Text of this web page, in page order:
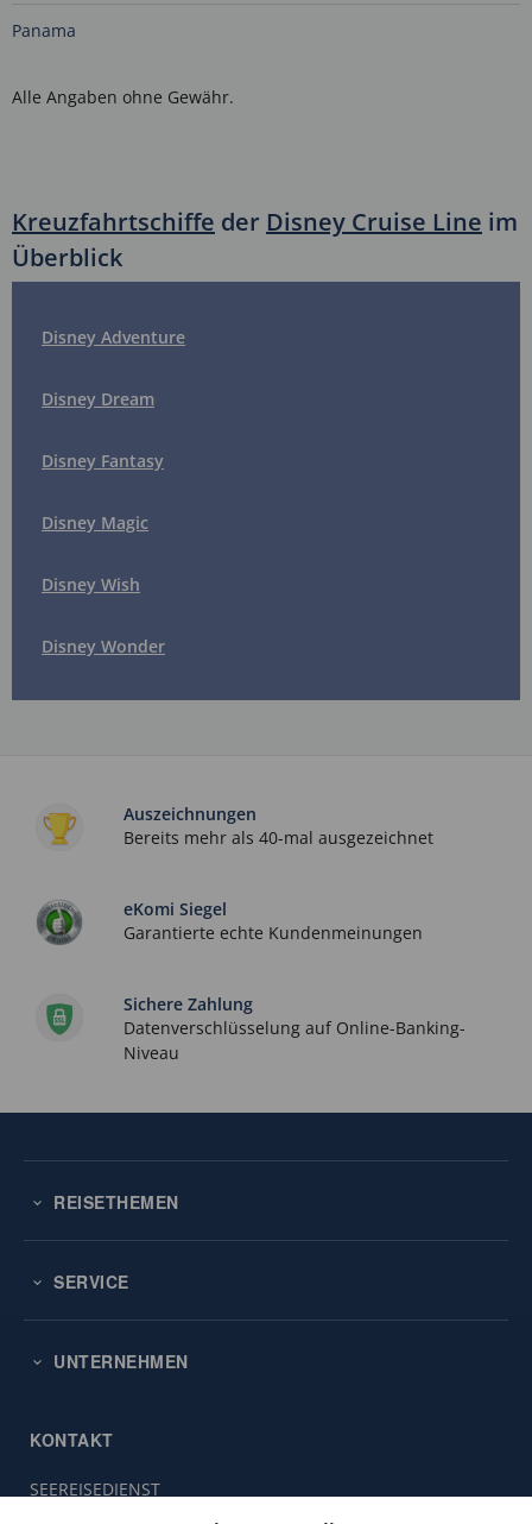
Panama
Alle Angaben ohne Gewähr.
Kreuzfahrtschiffe der Disney Cruise Line im
Überblick
Disney Adventure
Disney Dream
Disney Fantasy
Disney Magic
Disney Wish
Disney Wonder
Auszeichnungen
Bereits mehr als 40-mal ausgezeichnet
eKomi Siegel
Garantierte echte Kundenmeinungen
Sichere Zahlung
Datenverschlüsselung auf Online-Banking-
Niveau
REISETHEMEN
SERVICE
UNTERNEHMEN
KONTAKT
SEEREISEDIENST
Diese